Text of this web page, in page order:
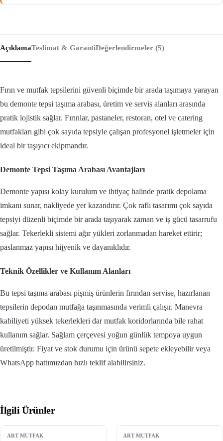
AçıklamaTeslimat & GarantiDeğerlendirmeler (5)
Fırın ve mutfak tepsilerini güvenli biçimde bir arada taşımaya yarayan
bu demonte tepsi taşıma arabası, üretim ve servis alanları arasında
pratik lojistik sağlar. Fırınlar, pastaneler, restoran, otel ve catering
mutfakları gibi çok sayıda tepsiyle çalışan profesyonel işletmeler için
ideal bir taşıyıcı ekipmandır.
Demonte Tepsi Taşıma Arabası Avantajları
Demonte yapısı kolay kurulum ve ihtiyaç halinde pratik depolama
imkanı sunar, nakliyede yer kazandırır. Çok raflı tasarımı çok sayıda
tepsiyi düzenli biçimde bir arada taşıyarak zaman ve iş gücü tasarrufu
sağlar. Tekerlekli sistemi ağır yükleri zorlanmadan hareket ettirir;
paslanmaz yapısı hijyenik ve dayanıklıdır.
Teknik Özellikler ve Kullanım Alanları
Bu tepsi taşıma arabası pişmiş ürünlerin fırından servise, hazırlanan
tepsilerin depodan mutfağa taşınmasında verimli çalışır. Manevra
kabiliyeti yüksek tekerlekleri dar mutfak koridorlarında bile rahat
kullanım sağlar. Sağlam çerçevesi yoğun günlük tempoya uygun
üretilmiştir. Fiyat ve stok durumu için ürünü sepete ekleyebilir veya
WhatsApp hattımızdan hızlı teklif alabilirsiniz.
İlgili Ürünler
ART MUTFAK ART MUTFAK